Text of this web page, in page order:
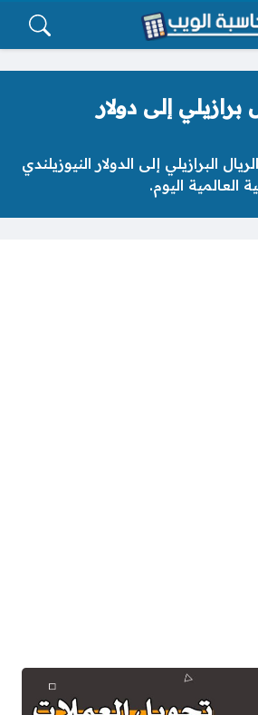
إلى دولار
البرازيلي إلى الدولار النيوزيلندي
العالمية اليوم.